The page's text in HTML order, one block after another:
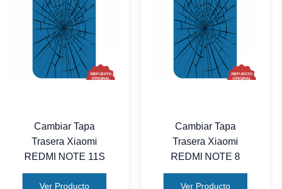
Cambiar Tapa
Trasera Xiaomi
REDMI NOTE 11S
Ver Producto
Cambiar Tapa
Trasera Xiaomi
REDMI NOTE 8
Ver Producto